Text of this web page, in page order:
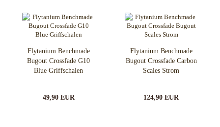
Flytanium Benchmade
Bugout Crossfade G10
Blue Griffschalen
49,90 EUR
Flytanium Benchmade
Bugout Crossfade Carbon
Scales Strom
124,90 EUR